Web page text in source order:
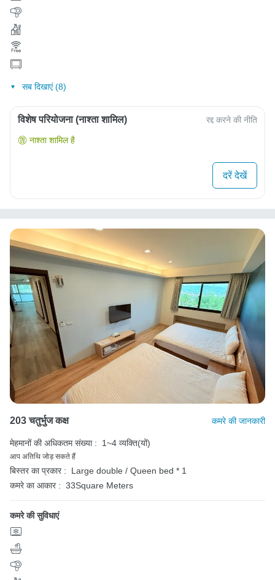
सब दिखाएं (8)
विशेष परियोजना (नाश्ता शामिल) रद्द करने की नीति
नाश्ता शामिल है
दरें देखें
203 चतुर्भुज कक्ष कमरे की जानकारी
मेहमानों की अधिकतम संख्या : 1~4 व्यक्ति(यों)
आप अतिथि जोड़ सकते हैं
बिस्तर का प्रकार :
Large double / Queen bed * 1
कमरे का आकार : 33Square Meters
कमरे की सुविधाएं